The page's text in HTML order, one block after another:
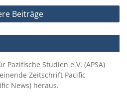
Beiträge
Studien e.V. (APSA)
Zeitschrift Pacific
News) heraus.